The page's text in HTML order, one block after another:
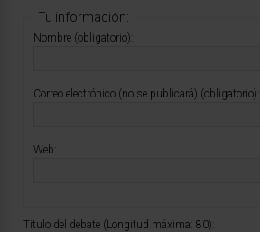
Tu información:
Nombre (obligatorio):
Correo electrónico (no se publicará) (obligatorio):
Web:
Título del debate (Longitud máxima: 80):